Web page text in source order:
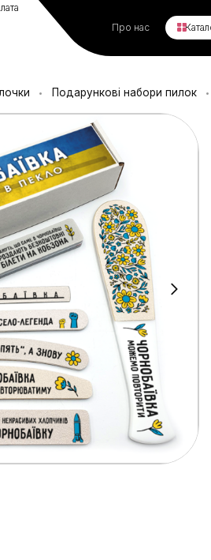
Про нас
• Подарункові набори пилок •